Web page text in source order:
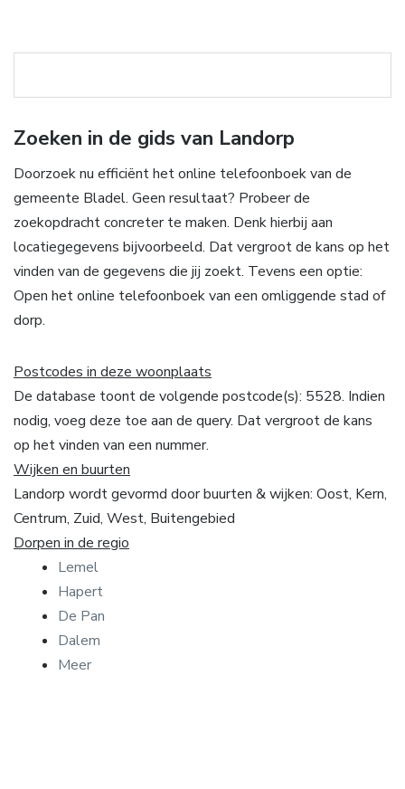
Zoeken in de gids van Landorp
Doorzoek nu efficiënt het online telefoonboek van de
gemeente Bladel. Geen resultaat? Probeer de
zoekopdracht concreter te maken. Denk hierbij aan
locatiegegevens bijvoorbeeld. Dat vergroot de kans op het
vinden van de gegevens die jij zoekt. Tevens een optie:
Open het online telefoonboek van een omliggende stad of
dorp.
Postcodes in deze woonplaats
De database toont de volgende postcode(s): 5528. Indien
nodig, voeg deze toe aan de query. Dat vergroot de kans
op het vinden van een nummer.
Wijken en buurten
Landorp wordt gevormd door buurten & wijken: Oost, Kern,
Centrum, Zuid, West, Buitengebied
Dorpen in de regio
Lemel
Hapert
De Pan
Dalem
Meer